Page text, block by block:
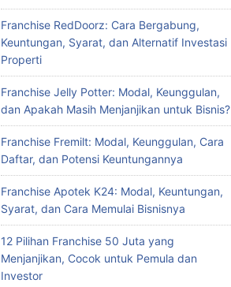
Franchise RedDoorz: Cara Bergabung,
Keuntungan, Syarat, dan Alternatif Investasi
Properti
Franchise Jelly Potter: Modal, Keunggulan,
dan Apakah Masih Menjanjikan untuk Bisnis?
Franchise Fremilt: Modal, Keunggulan, Cara
Daftar, dan Potensi Keuntungannya
Franchise Apotek K24: Modal, Keuntungan,
Syarat, dan Cara Memulai Bisnisnya
12 Pilihan Franchise 50 Juta yang
Menjanjikan, Cocok untuk Pemula dan
Investor